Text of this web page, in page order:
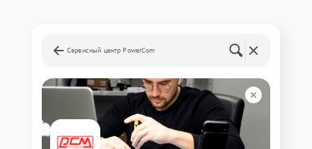
Сервисный центр PowerCom